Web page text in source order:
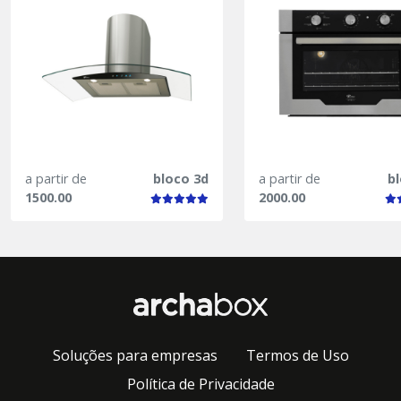
a partir de
1500.00
bloco 3d
a partir de
2000.00
Soluções para empresas
Termos de Uso
Política de Privacidade